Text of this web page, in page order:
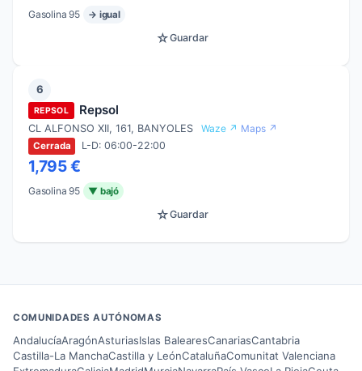
Gasolina 95 → igual
☆Guardar
6
REPSOL Repsol
CL ALFONSO XII, 161, BANYOLES Waze ↗ Maps ↗
Cerrada L-D: 06:00-22:00
1,795 €
Gasolina 95 ▼ bajó
☆Guardar
COMUNIDADES AUTÓNOMAS
AndalucíaAragónAsturiasIslas BalearesCanariasCantabria
Castilla-La ManchaCastilla y LeónCataluñaComunitat Valenciana